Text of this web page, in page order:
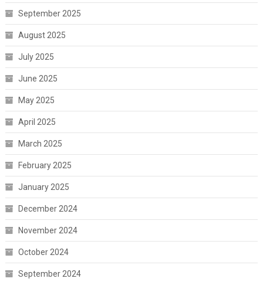
September 2025
August 2025
July 2025
June 2025
May 2025
April 2025
March 2025
February 2025
January 2025
December 2024
November 2024
October 2024
September 2024